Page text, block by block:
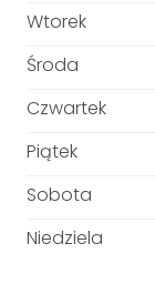
Wtorek
Środa
Czwartek
Piątek
Sobota
Niedziela